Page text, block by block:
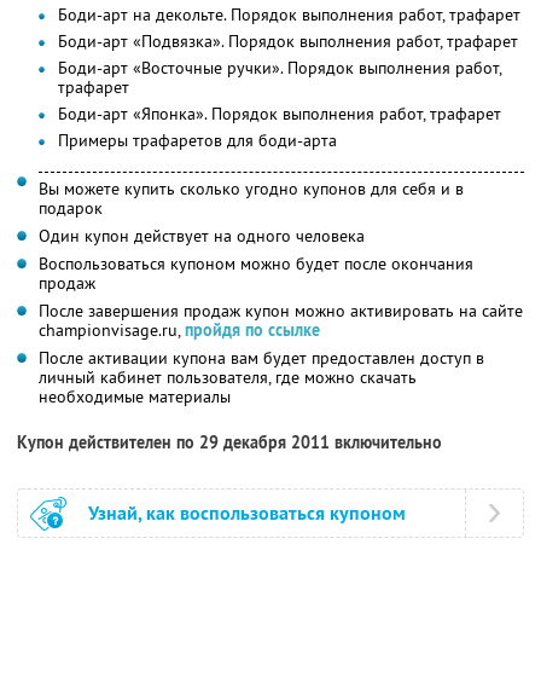
Боди-арт на декольте. Порядок выполнения работ, трафарет
Боди-арт «Подвязка». Порядок выполнения работ, трафарет
Боди-арт «Восточные ручки». Порядок выполнения работ,
трафарет
Боди-арт «Японка». Порядок выполнения работ, трафарет
Примеры трафаретов для боди-арта
Вы можете купить сколько угодно купонов для себя и в
подарок
Один купон действует на одного человека
Воспользоваться купоном можно будет после окончания
продаж
После завершения продаж купон можно активировать на сайте
championvisage.ru,пройдя по ссылке
После активации купона вам будет предоставлен доступ в
личный кабинет пользователя, где можно скачать
необходимые материалы
Купон действителен по 29 декабря 2011 включительно
Узнай, как воспользоваться купоном